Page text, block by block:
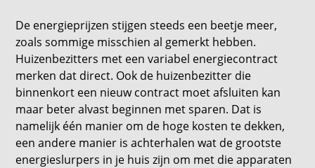
De energieprijzen stijgen steeds een beetje meer,
zoals sommige misschien al gemerkt hebben.
Huizenbezitters met een variabel energiecontract
merken dat direct. Ook de huizenbezitter die
binnenkort een nieuw contract moet afsluiten kan
maar beter alvast beginnen met sparen. Dat is
namelijk één manier om de hoge kosten te dekken,
een andere manier is achterhalen wat de grootste
energieslurpers in je huis zijn om met die apparaten